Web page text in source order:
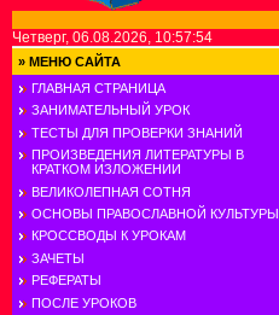
Четверг, 06.08.2026, 10:57:54
» МЕНЮ САЙТА
ГЛАВНАЯ СТРАНИЦА
ЗАНИМАТЕЛЬНЫЙ УРОК
ТЕСТЫ ДЛЯ ПРОВЕРКИ ЗНАНИЙ
ПРОИЗВЕДЕНИЯ ЛИТЕРАТУРЫ В
КРАТКОМ ИЗЛОЖЕНИИ
ВЕЛИКОЛЕПНАЯ СОТНЯ
ОСНОВЫ ПРАВОСЛАВНОЙ КУЛЬТУРЫ
КРОССВОДЫ К УРОКАМ
ЗАЧЕТЫ
РЕФЕРАТЫ
ПОСЛЕ УРОКОВ